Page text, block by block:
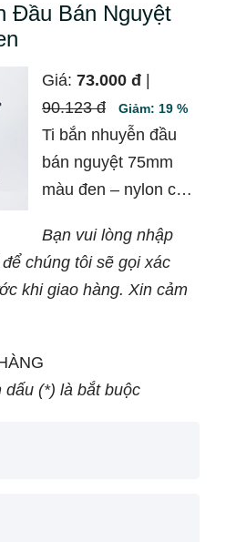
Đầu Bán Nguyệt
Giá: 73.000 đ
90.123 đ
Giảm: 19 %
Ti bắn nhuyễn đầu
bán nguyệt 75mm
màu đen – nylon cao
chắc, đầu ti cong
chống rách vải, lý
tưởng cho ngành
Bạn vui lòng nhập
chúng tôi sẽ gọi xác
khi giao hàng. Xin cảm
dấu (*) là bắt buộc